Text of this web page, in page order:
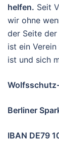
helfen. Seit
wir ohne
der Seite
ist ein
ist und sich
Berliner
IBAN DE79